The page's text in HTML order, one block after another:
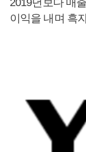
2019년보다 매
이익을 내며 흑